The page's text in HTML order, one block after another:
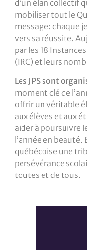
d’un élan collectif
mobiliser tout le
message: chaque
vers sa réussite.
par les 18
(IRC) et leurs
Les JPS sont
moment clé de
offrir un véritable
aux élèves et aux
aider à poursuivre
l’année en beauté.
québécoise une
persévérance
toutes et de tous.